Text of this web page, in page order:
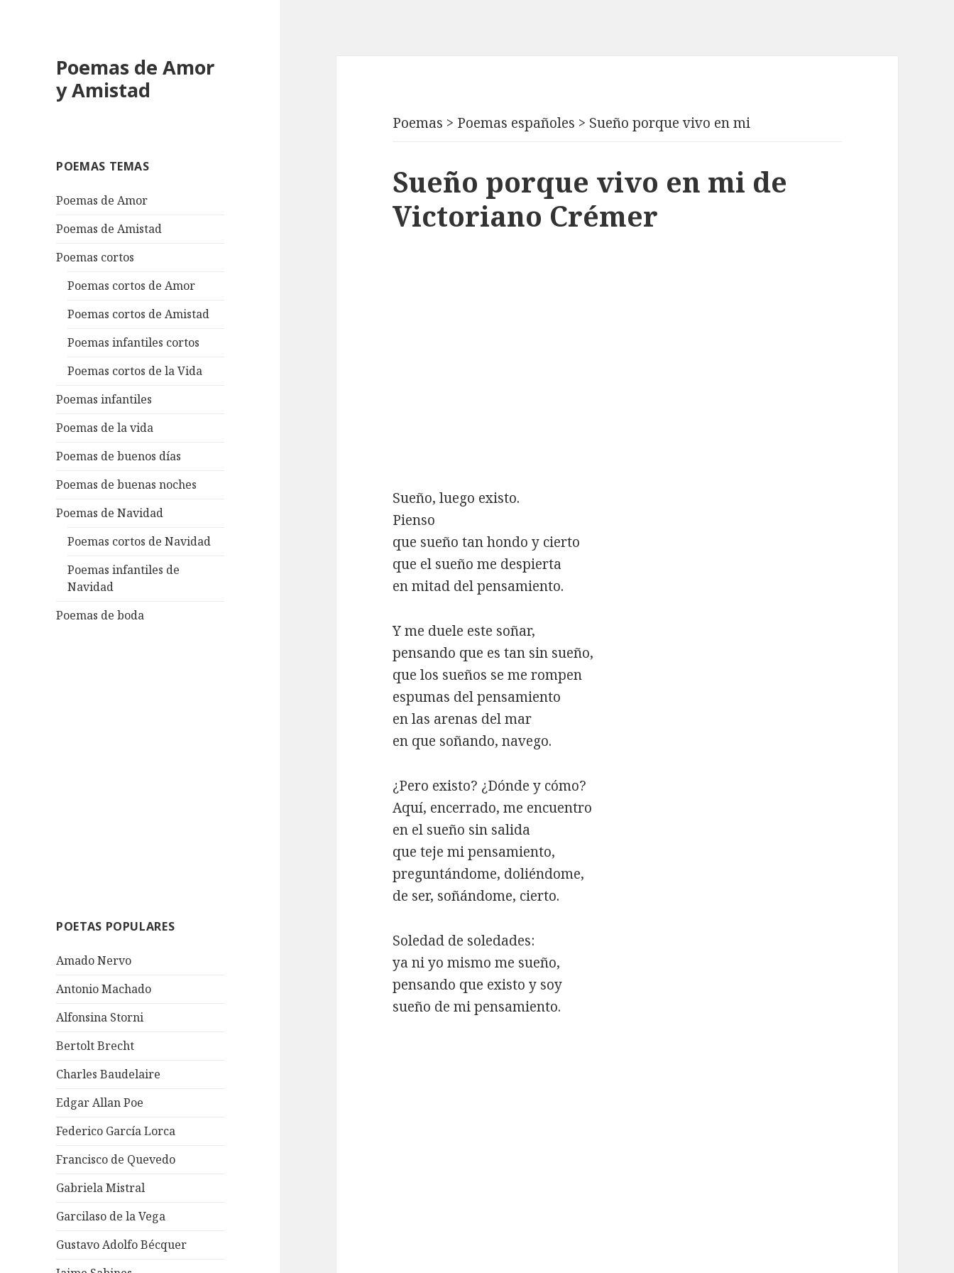
Poemas de Amor
y Amistad
POEMAS TEMAS
Poemas de Amor
Poemas de Amistad
Poemas cortos
Poemas cortos de Amor
Poemas cortos de Amistad
Poemas infantiles cortos
Poemas cortos de la Vida
Poemas infantiles
Poemas de la vida
Poemas de buenos días
Poemas de buenas noches
Poemas de Navidad
Poemas cortos de Navidad
Poemas infantiles de
Navidad
Poemas de boda
POETAS POPULARES
Amado Nervo
Antonio Machado
Alfonsina Storni
Bertolt Brecht
Charles Baudelaire
Edgar Allan Poe
Federico García Lorca
Francisco de Quevedo
Gabriela Mistral
Garcilaso de la Vega
Gustavo Adolfo Bécquer
Poemas > Poemas españoles > Sueño porque vivo en mi
Sueño porque vivo en mi de
Victoriano Crémer
Sueño, luego existo.
Pienso
que sueño tan hondo y cierto
que el sueño me despierta
en mitad del pensamiento.
Y me duele este soñar,
pensando que es tan sin sueño,
que los sueños se me rompen
espumas del pensamiento
en las arenas del mar
en que soñando, navego.
¿Pero existo? ¿Dónde y cómo?
Aquí, encerrado, me encuentro
en el sueño sin salida
que teje mi pensamiento,
preguntándome, doliéndome,
de ser, soñándome, cierto.
Soledad de soledades:
ya ni yo mismo me sueño,
pensando que existo y soy
sueño de mi pensamiento.